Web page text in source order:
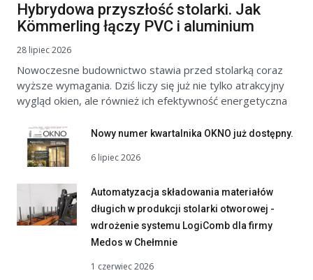
Hybrydowa przyszłość stolarki. Jak
Kömmerling łączy PVC i aluminium
28 lipiec 2026
Nowoczesne budownictwo stawia przed stolarką coraz
wyższe wymagania. Dziś liczy się już nie tylko atrakcyjny
wygląd okien, ale również ich efektywność energetyczna
Nowy numer kwartalnika OKNO już dostępny.
6 lipiec 2026
Automatyzacja składowania materiałów
długich w produkcji stolarki otworowej -
wdrożenie systemu LogiComb dla firmy
Medos w Chełmnie
1 czerwiec 2026